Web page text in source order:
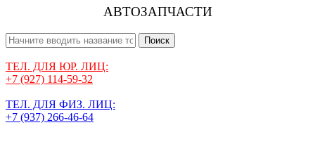
АВТОЗАПЧАСТИ
Поиск
ТЕЛ. ДЛЯ ЮР. ЛИЦ:
+7 (927) 114-59-32
ТЕЛ. ДЛЯ ФИЗ. ЛИЦ:
+7 (937) 266-46-64